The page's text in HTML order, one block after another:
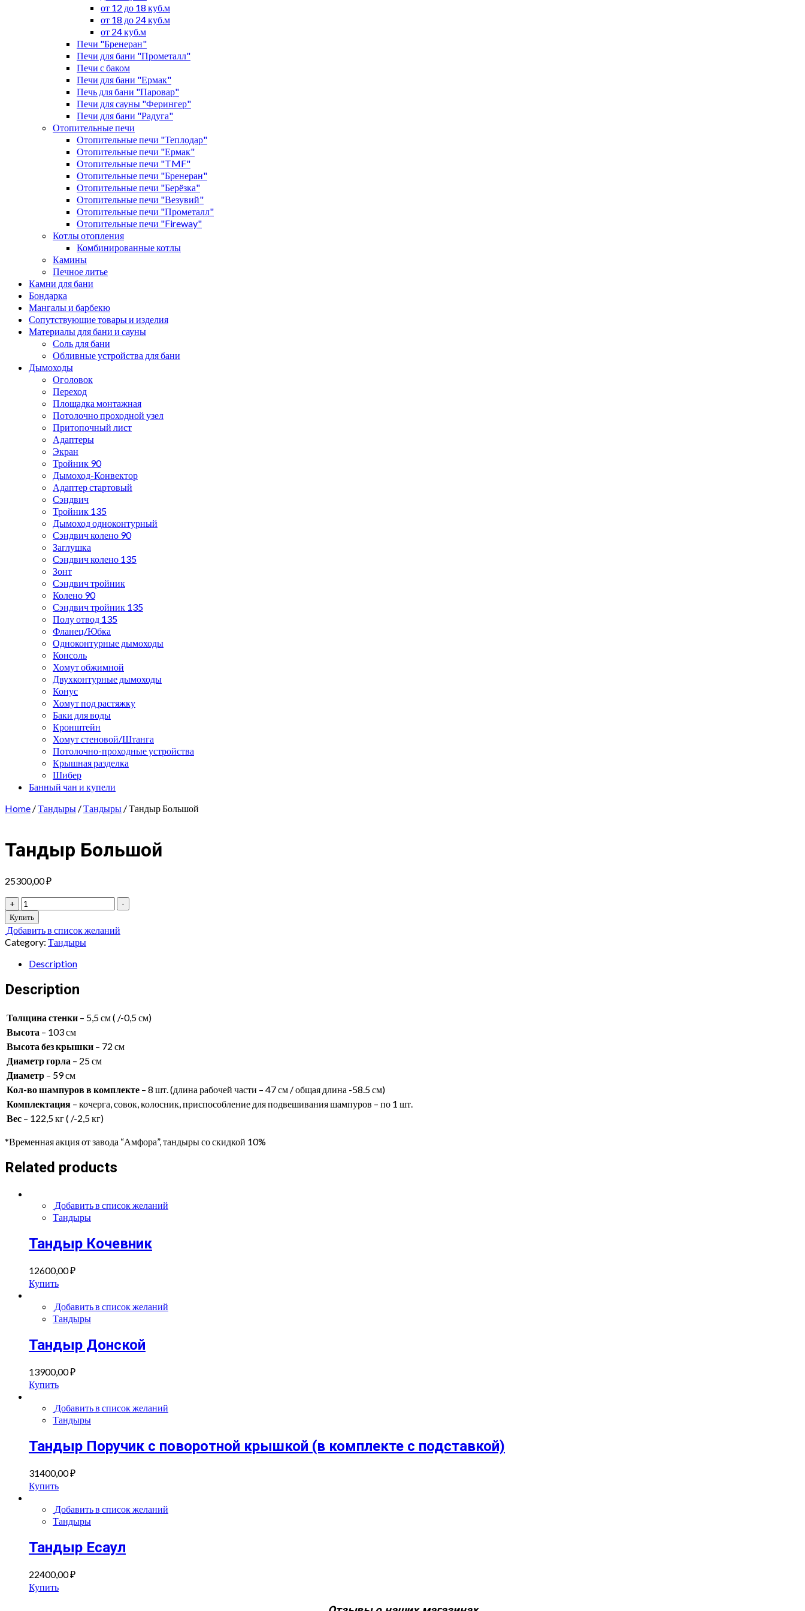
от 12 до 18 куб.м
от 18 до 24 куб.м
от 24 куб.м
Печи "Бренеран"
Печи для бани "Прометалл"
Печи с баком
Печи для бани "Ермак"
Печь для бани "Паровар"
Печи для сауны "Ферингер"
Печи для бани "Радуга"
Отопительные печи
Отопительные печи "Теплодар"
Отопительные печи "Ермак"
Отопительные печи "TMF"
Отопительные печи "Бренеран"
Отопительные печи "Берёзка"
Отопительные печи "Везувий"
Отопительные печи "Прометалл"
Отопительные печи "Fireway"
Котлы отопления
Комбинированные котлы
Камины
Печное литье
Камни для бани
Бондарка
Мангалы и барбекю
Сопутствующие товары и изделия
Материалы для бани и сауны
Соль для бани
Обливные устройства для бани
Дымоходы
Оголовок
Переход
Площадка монтажная
Потолочно проходной узел
Притопочный лист
Адаптеры
Экран
Тройник 90
Дымоход-Конвектор
Адаптер стартовый
Сэндвич
Тройник 135
Дымоход одноконтурный
Сэндвич колено 90
Заглушка
Сэндвич колено 135
Зонт
Сэндвич тройник
Колено 90
Сэндвич тройник 135
Полу отвод 135
Фланец/Юбка
Одноконтурные дымоходы
Консоль
Хомут обжимной
Двухконтурные дымоходы
Конус
Хомут под растяжку
Баки для воды
Кронштейн
Хомут стеновой/Штанга
Потолочно-проходные устройства
Крышная разделка
Шибер
Банный чан и купели
Home /Тандыры /Тандыры / Тандыр Большой
Тандыр Большой
25300,00₽
+
Тандыр
Большой
quantity
-
Купить
Добавить в список желаний
Category: Тандыры
Description
Description
Толщина стенки – 5,5 см ( /-0,5 см)
Высота – 103 см
Высота без крышки – 72 см
Диаметр горла – 25 см
Диаметр – 59 см
Кол-во шампуров в комплекте – 8 шт. (длина рабочей части – 47 см / общая длина -58.5 см)
Комплектация – кочерга, совок, колосник, приспособление для подвешивания шампуров – по 1 шт.
Вес – 122,5 кг ( /-2,5 кг)
*Временная акция от завода “Амфора”, тандыры со скидкой 10%
Related products
Добавить в список желаний
Тандыры
Тандыр Кочевник
12600,00₽
Купить
Добавить в список желаний
Тандыры
Тандыр Донской
13900,00₽
Купить
Добавить в список желаний
Тандыры
Тандыр Поручик с поворотной крышкой (в комплекте с подставкой)
31400,00₽
Купить
Добавить в список желаний
Тандыры
Тандыр Есаул
22400,00₽
Купить